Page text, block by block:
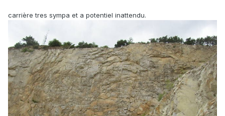
carrière tres sympa et a potentiel inattendu.